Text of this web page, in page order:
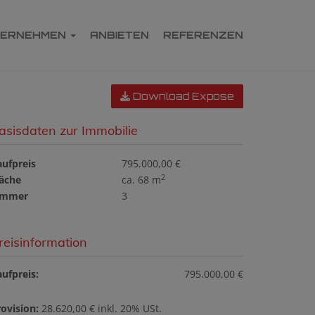
ANBIETEN REFERENZEN
Download Expose
zur Immobilie
795.000,00 €
ca. 68 m2
3
795.000,00 €
28.620,00 € inkl. 20% USt.